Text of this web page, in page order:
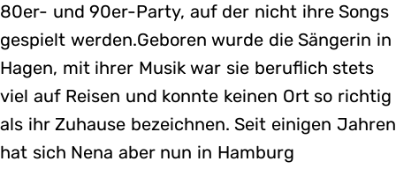
80er- und 90er-Party, auf der nicht ihre Songs
gespielt werden.Geboren wurde die Sängerin in
Hagen, mit ihrer Musik war sie beruflich stets
viel auf Reisen und konnte keinen Ort so richtig
als ihr Zuhause bezeichnen. Seit einigen Jahren
hat sich Nena aber nun in Hamburg